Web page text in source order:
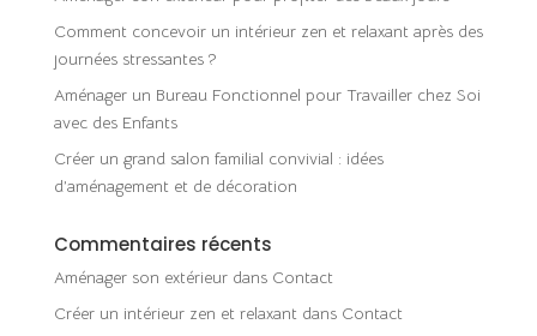
Comment concevoir un intérieur zen et relaxant après des
journées stressantes ?
Aménager un Bureau Fonctionnel pour Travailler chez Soi
avec des Enfants
Créer un grand salon familial convivial : idées
d’aménagement et de décoration
Commentaires récents
Aménager son extérieurdans Contact
Créer un intérieur zen et relaxant dans Contact